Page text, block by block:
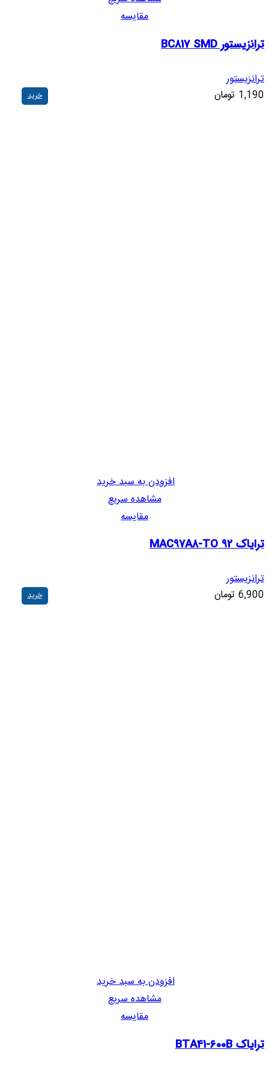
مقایسه
ترانزیستور BC817 SMD
ترانزیستور
1,190 تومان خرید
افزودن به سبد خرید
مشاهده سریع
مقایسه
ترایاک MAC97A8-TO 92
ترانزیستور
6,900 تومان خرید
افزودن به سبد خرید
مشاهده سریع
مقایسه
ترایاک BTA41-600B